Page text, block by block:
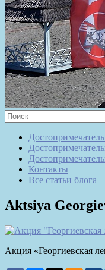
Контакты
Все статьи блога
Aktsiya
Акция «Георгиевская